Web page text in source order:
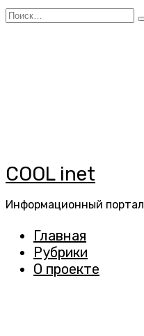
Перейти
Search
COOL inet
Информационный портал
Главная
Рубрики
О проекте